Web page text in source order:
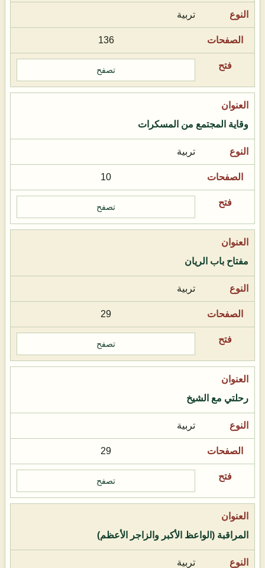
تربية
136
تصفح
وقاية المجتمع من المسكرات
تربية
10
تصفح
مفتاح باب الريان
تربية
29
تصفح
رحلتي مع الشيخ
تربية
29
تصفح
المراقبة (الواعظ الأكبر والزاجر الأعظم)
تربية